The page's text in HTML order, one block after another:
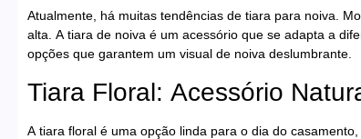
Atualmente, há muitas tendências de tiara para noiva.
alta. A tiara de noiva é um acessório que se adapta a
opções que garantem um visual de noiva deslumbrante.
Tiara Floral: Acessório
A tiara floral é uma opção linda para o dia do